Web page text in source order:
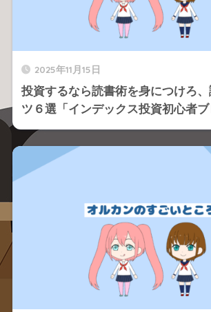
2025年11月15日
投資するなら読書術を身につけろ
ツ６選「インデックス投資初心者ブ